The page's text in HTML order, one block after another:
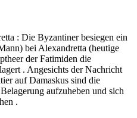
: Die Byzantiner besiegen ein
bei Alexandretta (heutige
der Fatimiden die
. Angesichts der Nachricht
auf Damaskus sind die
aufzuheben und sich
.